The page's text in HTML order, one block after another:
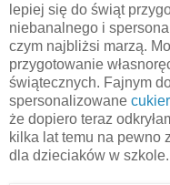
lepiej się do świąt
niebanalnego i
czym najbliżsi marzą.
przygotowanie
świątecznych. Fajnym
spersonalizowane
że dopiero teraz
kilka lat temu na pewno
dla dzieciaków w szkole.